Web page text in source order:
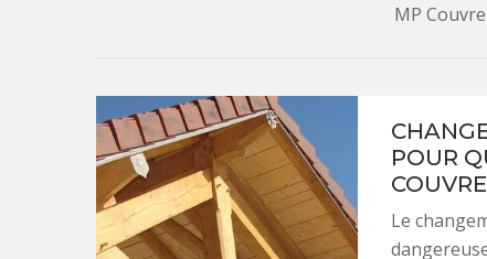
MP
POUR
Le